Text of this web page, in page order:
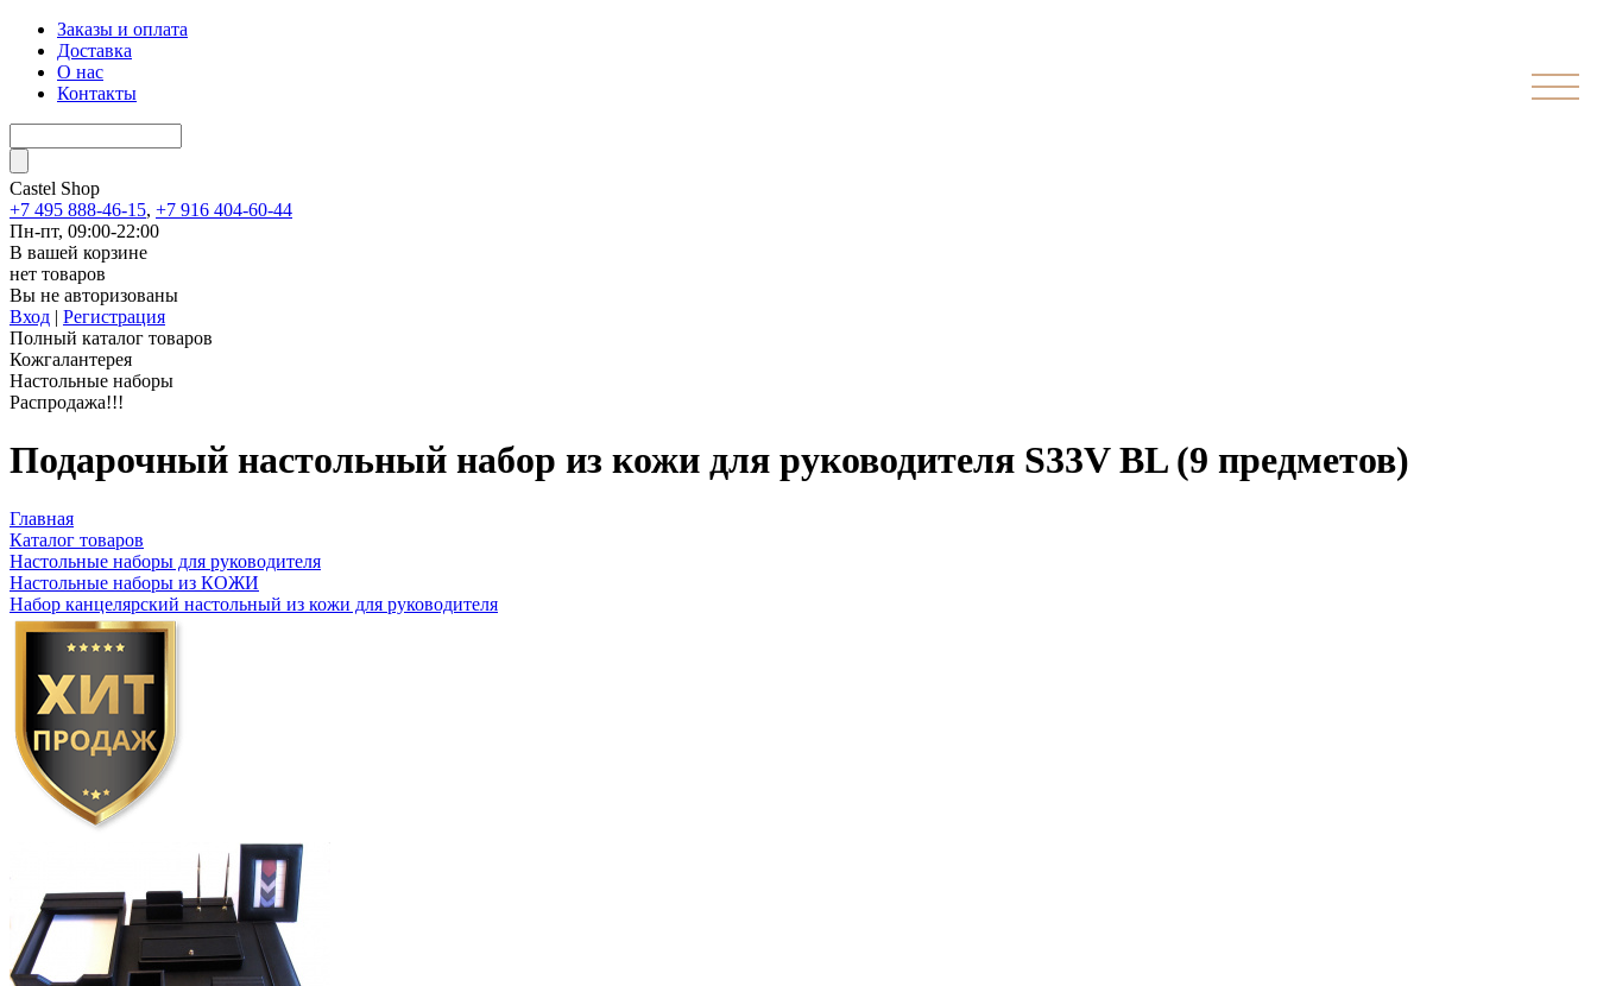
Заказы и оплата
Доставка
О нас
Контакты
Castel Shop
+7 495 888-46-15, +7 916 404-60-44
Пн-пт, 09:00-22:00
В вашей корзине
нет товаров
Вы не авторизованы
Вход | Регистрация
Полный каталог товаров
Кожгалантерея
Настольные наборы
Распродажа!!!
Подарочный настольный набор из кожи для руководителя S33V BL (9 предметов)
Главная
Каталог товаров
Настольные наборы для руководителя
Настольные наборы из КОЖИ
Набор канцелярский настольный из кожи для руководителя